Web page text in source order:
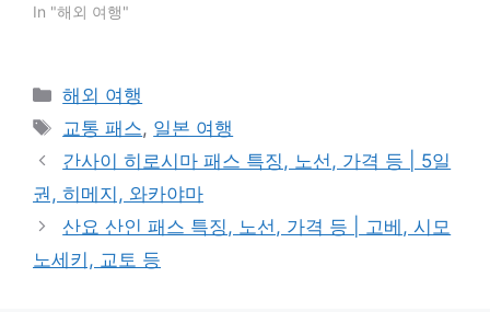
In "해외 여행"
Categories
해외 여행
Tags
교통 패스, 일본 여행
간사이 히로시마 패스 특징, 노선, 가격 등 | 5일
권, 히메지, 와카야마
산요 산인 패스 특징, 노선, 가격 등 | 고베, 시모
노세키, 교토 등